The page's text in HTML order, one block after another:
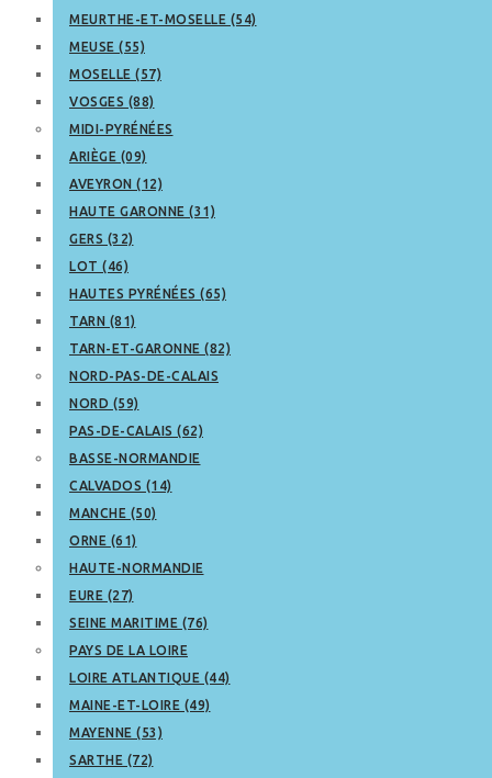
MEURTHE-ET-MOSELLE (54)
MEUSE (55)
MOSELLE (57)
VOSGES (88)
MIDI-PYRÉNÉES
ARIÈGE (09)
AVEYRON (12)
HAUTE GARONNE (31)
GERS (32)
LOT (46)
HAUTES PYRÉNÉES (65)
TARN (81)
TARN-ET-GARONNE (82)
NORD-PAS-DE-CALAIS
NORD (59)
PAS-DE-CALAIS (62)
BASSE-NORMANDIE
CALVADOS (14)
MANCHE (50)
ORNE (61)
HAUTE-NORMANDIE
EURE (27)
SEINE MARITIME (76)
PAYS DE LA LOIRE
LOIRE ATLANTIQUE (44)
MAINE-ET-LOIRE (49)
MAYENNE (53)
SARTHE (72)